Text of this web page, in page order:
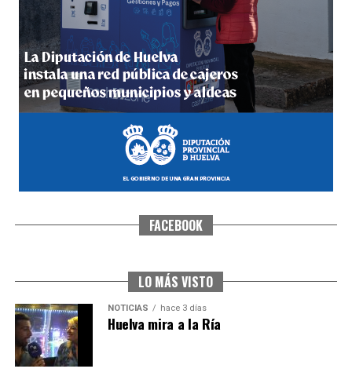
5º DÍA DE LAS FIESTAS COLOMBINAS 2026
hace 3 días ·Huelvatv
CUARTA CORRIDA DE LAS FIESTAS COLOMBINAS
FACEBOOK
LO MÁS VISTO
NOTICIAS hace 3 días
Huelva mira a la Ría